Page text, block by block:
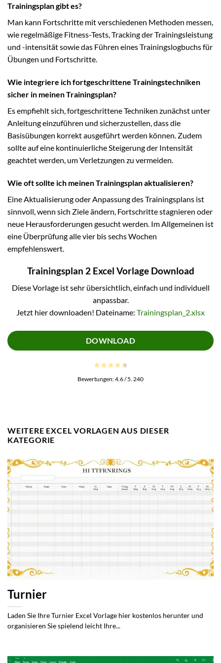
Trainingsplan gibt es?
Man kann Fortschritte mit verschiedenen Methoden messen,
wie regelmäßige Fitness-Tests, Tracking der Trainingsleistung
und -intensität sowie das Führen eines Trainingslogbuchs für
Übungen und Fortschritte.
Wie integriere ich fortgeschrittene Trainingstechniken
sicher in meinen Trainingsplan?
Es empfiehlt sich, fortgeschrittene Techniken zunächst unter
Anleitung einzuführen und sicherzustellen, dass die
Basisübungen korrekt ausgeführt werden können. Zudem
sollte auf eine kontinuierliche Steigerung der Intensität
geachtet werden, um Verletzungen zu vermeiden.
Wie oft sollte ich meinen Trainingsplan aktualisieren?
Eine Aktualisierung oder Anpassung des Trainingsplans ist
sinnvoll, wenn sich Ziele ändern, Fortschritte stagnieren oder
neue Herausforderungen gesucht werden. Im Allgemeinen ist
eine Überprüfung alle vier bis sechs Wochen
empfehlenswert.
Trainingsplan 2 Excel Vorlage Download
Diese Vorlage ist sehr übersichtlich, einfach und individuell
anpassbar.
Jetzt hier downloaden! Dateiname: Trainingsplan_2.xlsx
DOWNLOAD
Bewertungen:4.6/ 5. 240
WEITERE EXCEL VORLAGEN AUS DIESER
KATEGORIE
Turnier
Laden Sie Ihre Turnier Excel Vorlage hier kostenlos herunter und
organisieren Sie spielend leicht Ihre...